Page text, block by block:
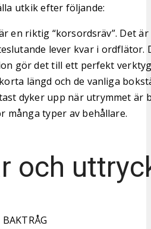
utkik efter följande:
en riktig “korsordsräv”. Det
lever kvar i ordflätor.
gör det till ett perfekt
längd och de vanliga
dyker upp när utrymmet är
många typer av behållare.
och